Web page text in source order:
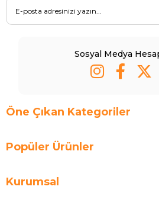
Sosyal Medya
Öne Çıkan Kategoriler
Popüler Ürünler
Kurumsal